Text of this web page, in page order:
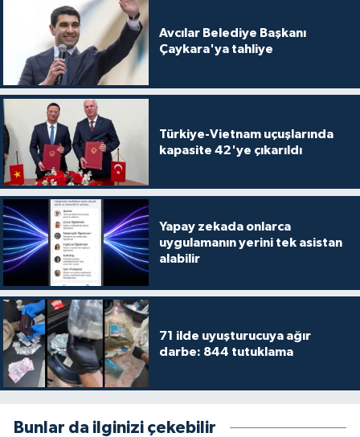
Avcılar Belediye Başkanı
Çaykara'ya tahliye
Türkiye-Vietnam uçuşlarında
kapasite 42'ye çıkarıldı
Yapay zekada onlarca
uygulamanın yerini tek asistan
alabilir
71 ilde uyuşturucuya ağır
darbe: 844 tutuklama
Bunlar da ilginizi çekebilir